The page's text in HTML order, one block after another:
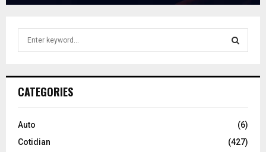
h
o
:
CATEGORIES
Auto
(6)
Cotidian
(427)